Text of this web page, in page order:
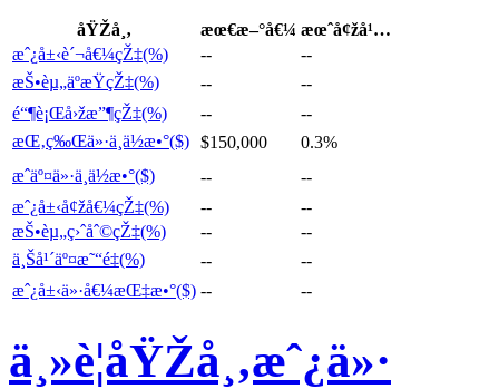
åŸŽå¸‚ æœ€æ–°å€¼ æœˆå¢žå¹…
æˆ¿å±‹è´¬å€¼çŽ‡(%)
--
--
æŠ•èµ„äºæŸçŽ‡(%)
--
--
é“¶è¡Œå›žæ”¶çŽ‡(%)
--
--
æŒ‚ç‰Œä»·ä¸­ä½æ•°($) $150,000
0.3%
æˆäº¤ä»·ä¸­ä½æ•°($)
--
--
æˆ¿å±‹å¢žå€¼çŽ‡(%)
--
--
æŠ•èµ„ç›ˆåˆ©çŽ‡(%)
--
--
ä¸Šå¹´äº¤æ˜“é‡(%)
--
--
æˆ¿å±‹ä»·å€¼æŒ‡æ•°($) -- --
ä¸»è¦åŸŽå¸‚æˆ¿ä»·